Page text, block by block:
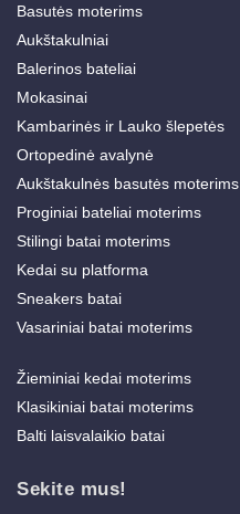
Basutės moterims
Aukštakulniai
Balerinos bateliai
Mokasinai
Kambarinės ir Lauko šlepetės
Ortopedinė avalynė
Aukštakulnės basutės moterims
Proginiai bateliai moterims
Stilingi batai moterims
Kedai su platforma
Sneakers batai
Vasariniai batai moterims
Žieminiai kedai moterims
Klasikiniai batai moterims
Balti laisvalaikio batai
Sekite mus!